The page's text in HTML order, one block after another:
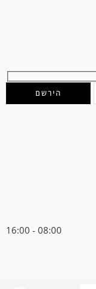
08:00 - 16:00